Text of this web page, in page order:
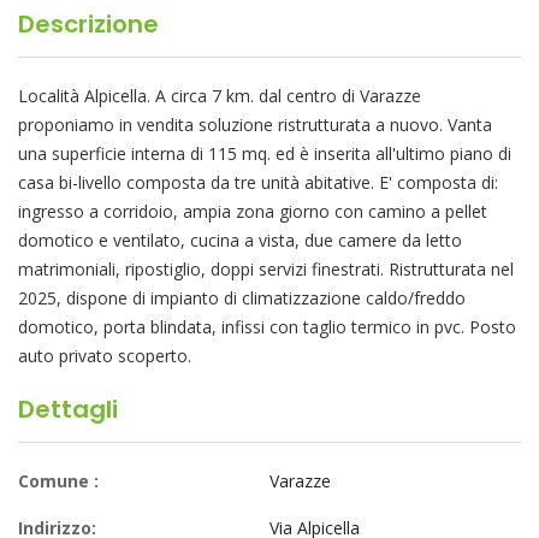
Descrizione
Località Alpicella. A circa 7 km. dal centro di Varazze
proponiamo in vendita soluzione ristrutturata a nuovo. Vanta
una superficie interna di 115 mq. ed è inserita all'ultimo piano di
casa bi-livello composta da tre unità abitative. E' composta di:
ingresso a corridoio, ampia zona giorno con camino a pellet
domotico e ventilato, cucina a vista, due camere da letto
matrimoniali, ripostiglio, doppi servizi finestrati. Ristrutturata nel
2025, dispone di impianto di climatizzazione caldo/freddo
domotico, porta blindata, infissi con taglio termico in pvc. Posto
auto privato scoperto.
Dettagli
Comune : Varazze
Indirizzo: Via Alpicella